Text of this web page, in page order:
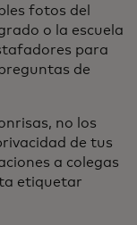
fotos del
o la escuela
para
de
no los
de tus
a colegas
etiquetar